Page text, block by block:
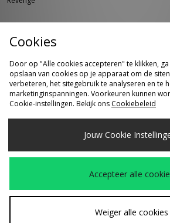
SNEL KOPEN
adidas Originals Stan
€120,00 adidas
Job' -
Cookies
Door op "Alle cookies accepteren" te klikken,
opslaan van cookies op je apparaat om de
verbeteren, het sitegebruik te analyseren en te
marketinginspanningen. Voorkeuren kunnen
Cookie-instellingen. Bekijk ons Cookiebeleid
Jouw Cookie
Accepteer alle
Weiger alle cookies